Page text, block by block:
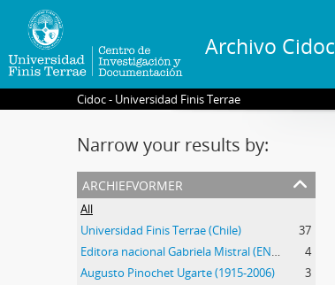
Archivo Cidoc
Cidoc - Universidad Finis Terrae
Narrow your results by:
archiefvormer
All
Universidad Finis Terrae (Chile)
37
Editora nacional Gabriela Mistral (ENGM) (1973-1976)
4
Augusto Pinochet Ugarte (1915-2006)
3